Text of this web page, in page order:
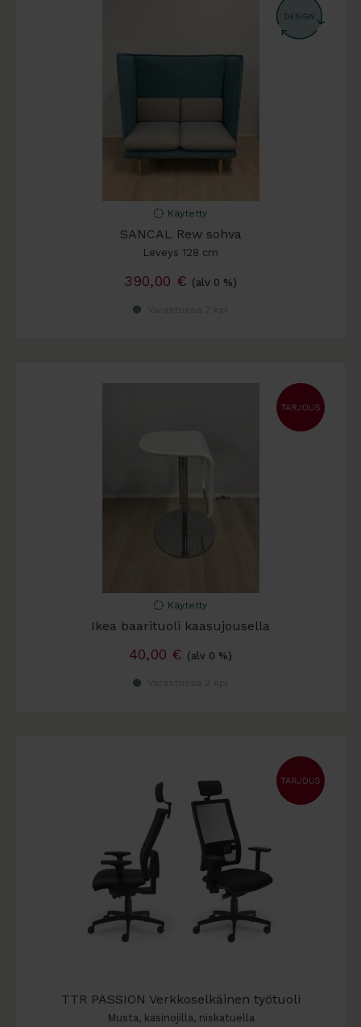
Käytetty
SANCAL Rew sohva
Leveys 128 cm
390,00 € (alv 0 %)
Käytetty
Ikea baarituoli kaasujousella
40,00 € (alv 0 %)
TTR PASSION Verkkoselkäinen työtuoli
Musta, käsinojilla, niskatuella